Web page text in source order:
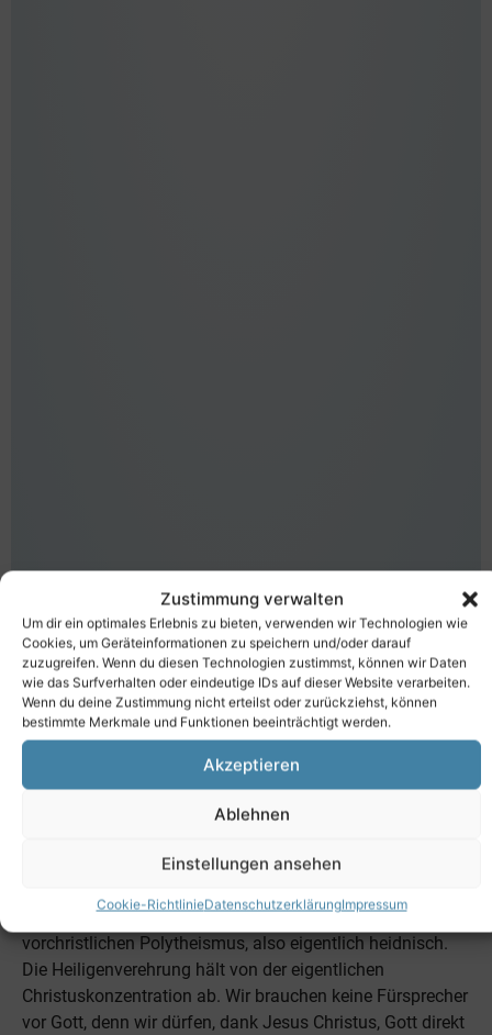
Zustimmung verwalten
Um dir ein optimales Erlebnis zu bieten, verwenden wir Technologien wie
Cookies, um Geräteinformationen zu speichern und/oder darauf
zuzugreifen. Wenn du diesen Technologien zustimmst, können wir Daten
wie das Surfverhalten oder eindeutige IDs auf dieser Website verarbeiten.
Wenn du deine Zustimmung nicht erteilst oder zurückziehst, können
bestimmte Merkmale und Funktionen beeinträchtigt werden.
Akzeptieren
Ablehnen
Einstellungen ansehen
Cookie-RichtlinieDatenschutzerklärungImpressum
Der aktuelle Gemeindebrief beschäftigt sich mit dem
Thema: Heilig.
Die evangelisch-lutherische Kirche folgt dem Heiligenkult
der römisch-katholischen Kirche nicht in dem Sinne. Denn,
wenn wir die Kriterien der katholischen Kirche für einen
mindestens 4 Wunder, dann können wir eher nicht nach
Verständnis ist die Heiligenverehrung ein Rest des
vorchristlichen Polytheismus, also eigentlich heidnisch.
Die Heiligenverehrung hält von der eigentlichen
Christuskonzentration ab. Wir brauchen keine Fürsprecher
vor Gott, denn wir dürfen, dank Jesus Christus, Gott direkt